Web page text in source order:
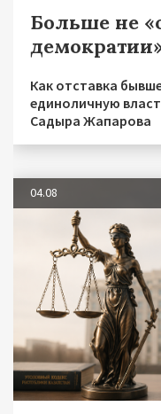
Больше не
Как отставка
единоличную
Садыра Жапарова
04.08